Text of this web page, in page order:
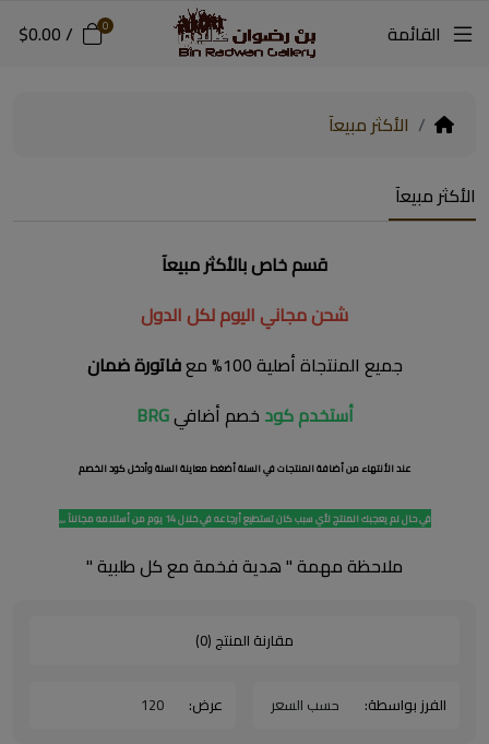
القائمة 0
/
$0.00
الأكثر مبيعآ
الأكثر مبيعآ
قسم خاص بالأكثر مبيعآ
شحن مجاني اليوم لكل الدول
جميع المنتجاة أصلية 100% مع
فاتورة ضمان
أستخدم كود خصم أضافيBRG
عند الأنتهاء من أضافة المنتجات في السلة أضغط معاينة السلة وأدخل كود الخصم
في حال لم يعجبك المنتج لأي سبب كان تستطيع أرجاعه في خلال 14 يوم من أستلامه مجاننآ ,,,
ملاحظة مهمة " هدية فخمة مع كل طلبية "
مقارنة المنتج (0)
الفرز بواسطة: عرض: